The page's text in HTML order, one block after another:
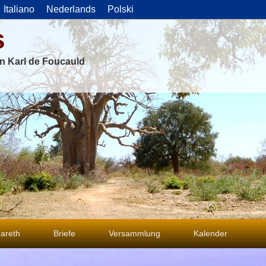
Italiano Nederlands Polski
Karl de Foucauld
Briefe Versammlung Kalender